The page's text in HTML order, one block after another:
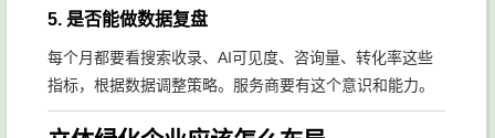
5. 是否能做数据复盘
每个月都要看搜索收录、AI可见度、咨询量、转化率这些
指标，根据数据调整策略。服务商要有这个意识和能力。